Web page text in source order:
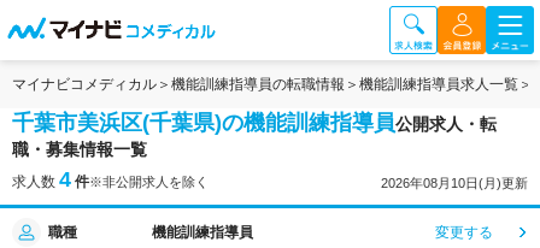
マイナビコメディカル 機能訓練指導員の転職情報 機能訓練指導員求人一覧
千葉市美浜区(千葉県)の機能訓練指導員公開求人・転
職・募集情報一覧
求人数 4 件※非公開求人を除く 2026年08月10日(月)更新
職種 機能訓練指導員 変更する